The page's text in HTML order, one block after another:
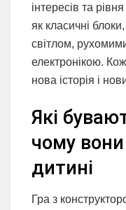
інтересів та
як класичні
світлом,
електронікою.
нова історія і
Які
чому вони
дитині
Гра з